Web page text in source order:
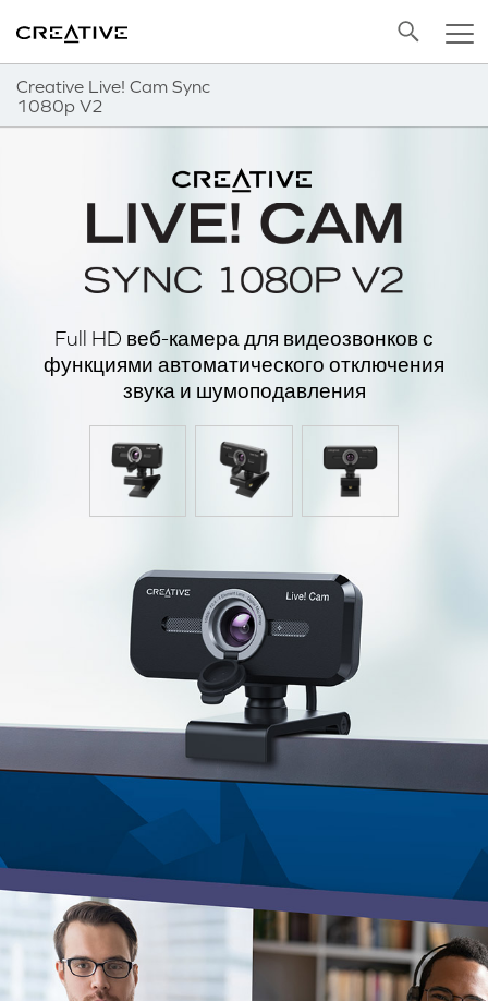
Creative Live! Cam Sync
1080p V2
Back to Top
Full HD веб-камера для видеозвонков с
функциями автоматического отключения
звука и шумоподавления